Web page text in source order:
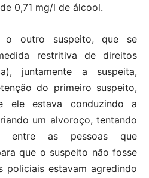
0,71 mg/l de álcool.
o outro suspeito, que se
restritiva de direitos
juntamente a suspeita,
do primeiro suspeito,
ele estava conduzindo a
um alvoroço, tentando
entre as pessoas que
que o suspeito não fosse
estavam agredindo